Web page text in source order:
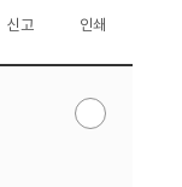
신고 인쇄
알